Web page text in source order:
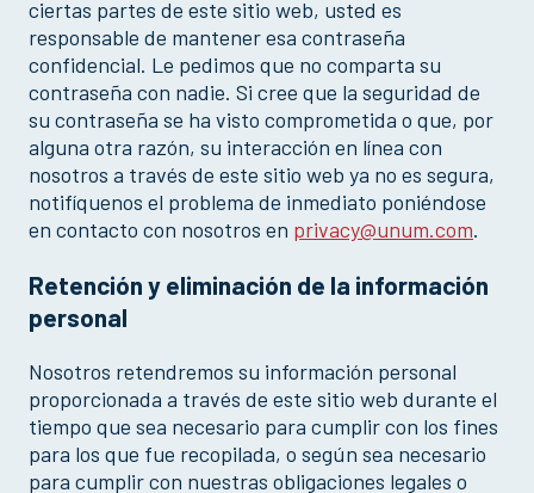
ciertas partes de este sitio web, usted es
responsable de mantener esa contraseña
confidencial. Le pedimos que no comparta su
contraseña con nadie. Si cree que la seguridad de
su contraseña se ha visto comprometida o que, por
alguna otra razón, su interacción en línea con
nosotros a través de este sitio web ya no es segura,
notifíquenos el problema de inmediato poniéndose
en contacto con nosotros en privacy@unum.com.
Retención y eliminación de la información
personal
Nosotros retendremos su información personal
proporcionada a través de este sitio web durante el
tiempo que sea necesario para cumplir con los fines
para los que fue recopilada, o según sea necesario
para cumplir con nuestras obligaciones legales o